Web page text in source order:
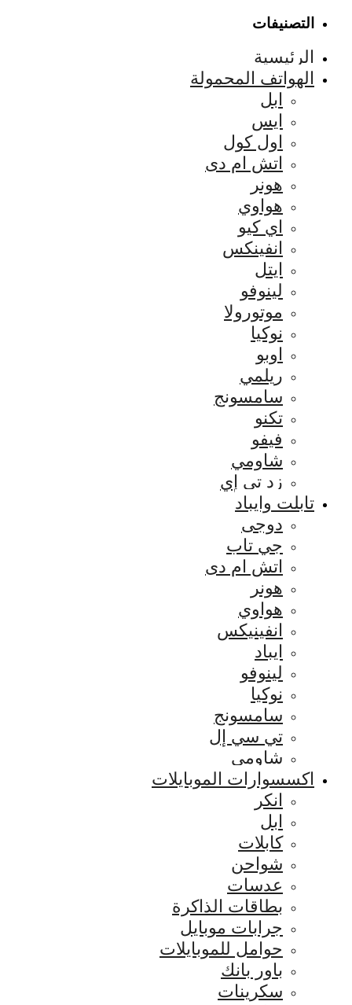
التصنيفات
الرئيسية
الهواتف المحمولة
ابل
ايس
اول كول
اتش ام دى
هونر
هواوي
اي كيو
انفينكس
ايتل
لينوفو
موتورولا
نوكيا
اوبو
ريلمي
سامسونج
تكنو
فيفو
شاومي
زد تي إي
تابلت وايباد
دوجى
جي تاب
اتش ام دى
هونر
هواوي
انفينيكس
ايباد
لينوفو
نوكيا
سامسونج
تي سي إل
شاومي
اكسسوارات الموبايلات
انكر
ابل
كابلات
شواحن
عدسات
بطاقات الذاكرة
جرابات موبايل
حوامل للموبايلات
باور بانك
سكرينات